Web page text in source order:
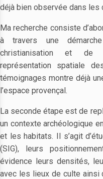
déjà bien observée dans les
Ma recherche consiste
à travers une
christianisation et de
représentation spatiale
témoignages montre déjà
l’espace provençal.
La seconde étape est de
un contexte archéologique
et les habitats. Il s’agit
(SIG), leurs
évidence leurs densités,
avec les lieux de culte